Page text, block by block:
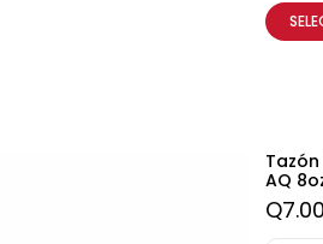
AQ
Q7.00